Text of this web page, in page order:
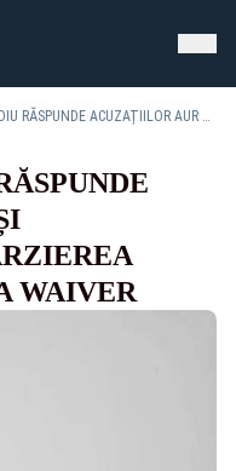
CĂTĂLIN PREDOIU RĂSPUNDE ACUZAȚIILOR AUR ȘI COMENTEAZĂ ÎNTÂRZIEREA PROGRAMULUI VISA WAIVER
WAIVER